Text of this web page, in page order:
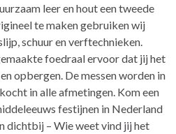
leer en hout een tweede
te maken gebruiken wij
schuur en verftechnieken.
foedraal ervoor dat jij het
opbergen. De messen worden in
in alle afmetingen. Kom een
festijnen in Nederland
dichtbij – Wie weet vind jij het